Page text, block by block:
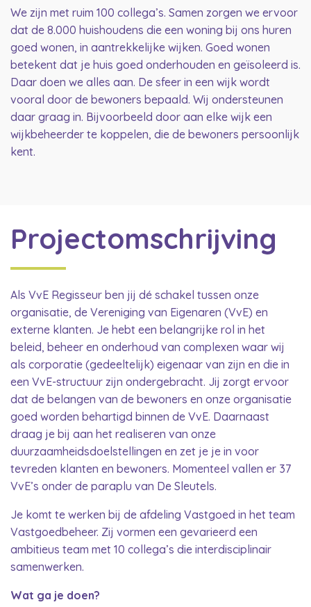
We zijn met ruim 100 collega’s. Samen zorgen we ervoor
dat de 8.000 huishoudens die een woning bij ons huren
goed wonen, in aantrekkelijke wijken. Goed wonen
betekent dat je huis goed onderhouden en geïsoleerd is.
Daar doen we alles aan. De sfeer in een wijk wordt
vooral door de bewoners bepaald. Wij ondersteunen
daar graag in. Bijvoorbeeld door aan elke wijk een
wijkbeheerder te koppelen, die de bewoners persoonlijk
kent.
Projectomschrijving
Als VvE Regisseur ben jij dé schakel tussen onze
organisatie, de Vereniging van Eigenaren (VvE) en
externe klanten. Je hebt een belangrijke rol in het
beleid, beheer en onderhoud van complexen waar wij
als corporatie (gedeeltelijk) eigenaar van zijn en die in
een VvE-structuur zijn ondergebracht. Jij zorgt ervoor
dat de belangen van de bewoners en onze organisatie
goed worden behartigd binnen de VvE. Daarnaast
draag je bij aan het realiseren van onze
duurzaamheidsdoelstellingen en zet je je in voor
tevreden klanten en bewoners. Momenteel vallen er 37
VvE’s onder de paraplu van De Sleutels.
Je komt te werken bij de afdeling Vastgoed in het team
Vastgoedbeheer. Zij vormen een gevarieerd een
ambitieus team met 10 collega’s die interdisciplinair
samenwerken.
Wat ga je doen?